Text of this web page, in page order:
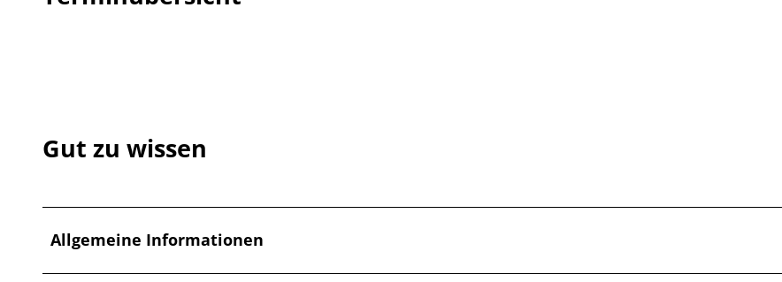
Gut zu wissen
Allgemeine Informationen